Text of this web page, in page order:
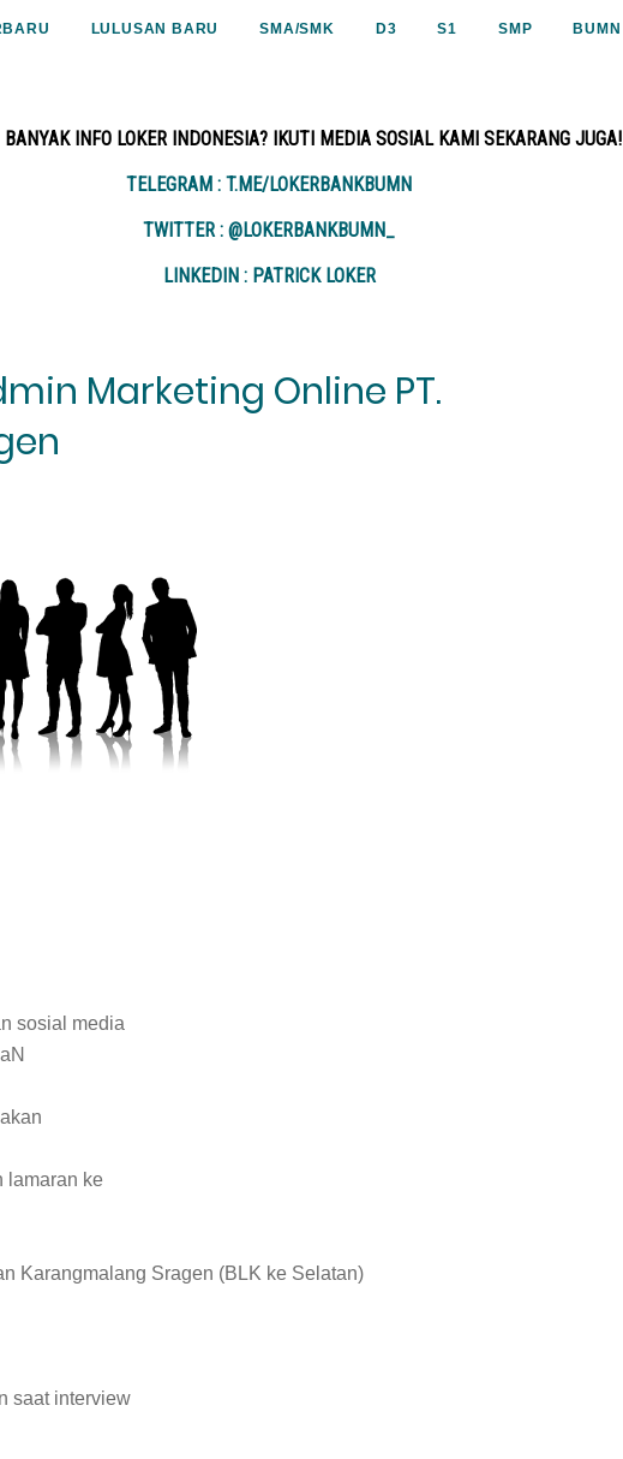
LULUSAN BARU SMA/SMK D3 S1 SMP BUMN
INFO LOKER INDONESIA? IKUTI MEDIA SOSIAL KAMI SEKARANG JUGA!
TELEGRAM : T.ME/LOKERBANKBUMN
TWITTER : @LOKERBANKBUMN_
LINKEDIN : PATRICK LOKER
Marketing Online PT.
sosial media
lamaran ke
Karangmalang Sragen (BLK ke Selatan)
saat interview